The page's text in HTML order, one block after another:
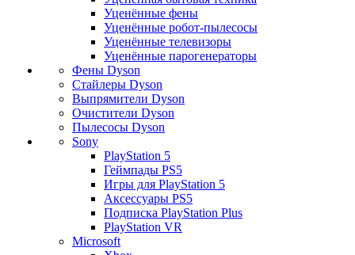
Уценённые фены
Уценённые робот-пылесосы
Уценённые телевизоры
Уценённые парогенераторы
Фены Dyson
Стайлеры Dyson
Выпрямители Dyson
Очистители Dyson
Пылесосы Dyson
Sony
PlayStation 5
Геймпады PS5
Игры для PlayStation 5
Аксессуары PS5
Подписка PlayStation Plus
PlayStation VR
Microsoft